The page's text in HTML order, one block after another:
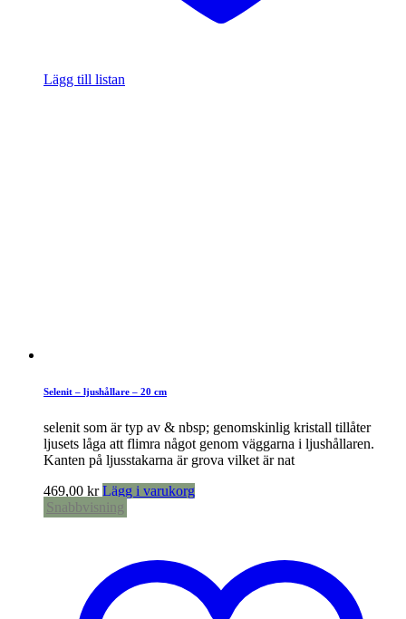
Lägg till listan
Selenit – ljushållare – 20 cm
selenit som är typ av & nbsp; genomskinlig kristall tillåter
ljusets låga att flimra något genom väggarna i ljushållaren.
Kanten på ljusstakarna är grova vilket är nat
469,00 kr Lägg i varukorg
Snabbvisning